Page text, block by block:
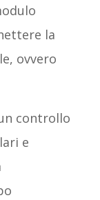
la
ovvero
controllo
e